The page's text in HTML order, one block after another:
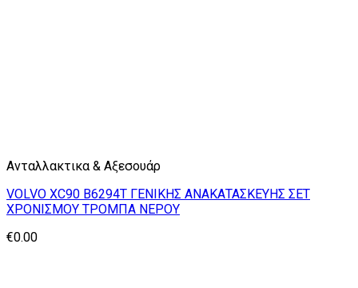
Ανταλλακτικα & Αξεσουάρ
VOLVO XC90 B6294T ΓΕΝΙΚΗΣ ΑΝΑΚΑΤΑΣΚΕΥΗΣ ΣΕΤ
ΧΡΟΝΙΣΜΟΥ ΤΡΟΜΠΑ ΝΕΡΟΥ
€0.00